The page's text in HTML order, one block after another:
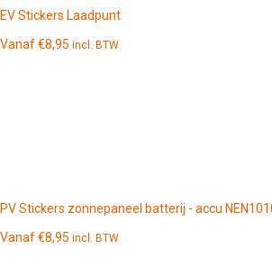
EV Stickers Laadpunt
Vanaf€8,95 incl. BTW
PV Stickers zonnepaneel batterij - accu
Vanaf€8,95 incl. BTW